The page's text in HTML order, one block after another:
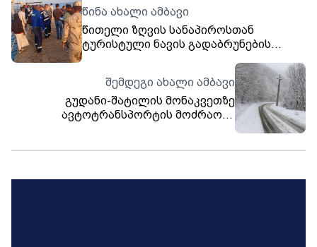
წინა ახალი ამბავი
წითელი ზღვის სანაპიროსთან
ტურისტული ნავის გადაბრუნების
შემდეგი ახალი ამბავი
გუდანი-შატილის მონაკვეთზე
ავტოტრანსპორტის მოძრაობა